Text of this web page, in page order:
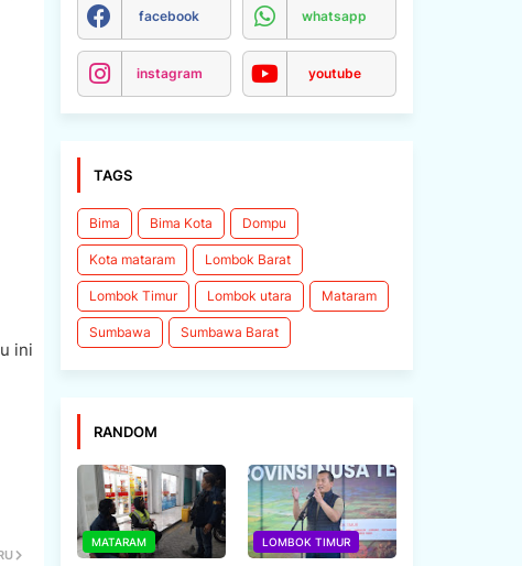
ini
facebook whatsapp
instagram youtube
TAGS
Bima Bima Kota Dompu
Kota mataram Lombok Barat
Lombok Timur Lombok utara Mataram
Sumbawa Sumbawa Barat
RANDOM
MATARAM LOMBOK TIMUR